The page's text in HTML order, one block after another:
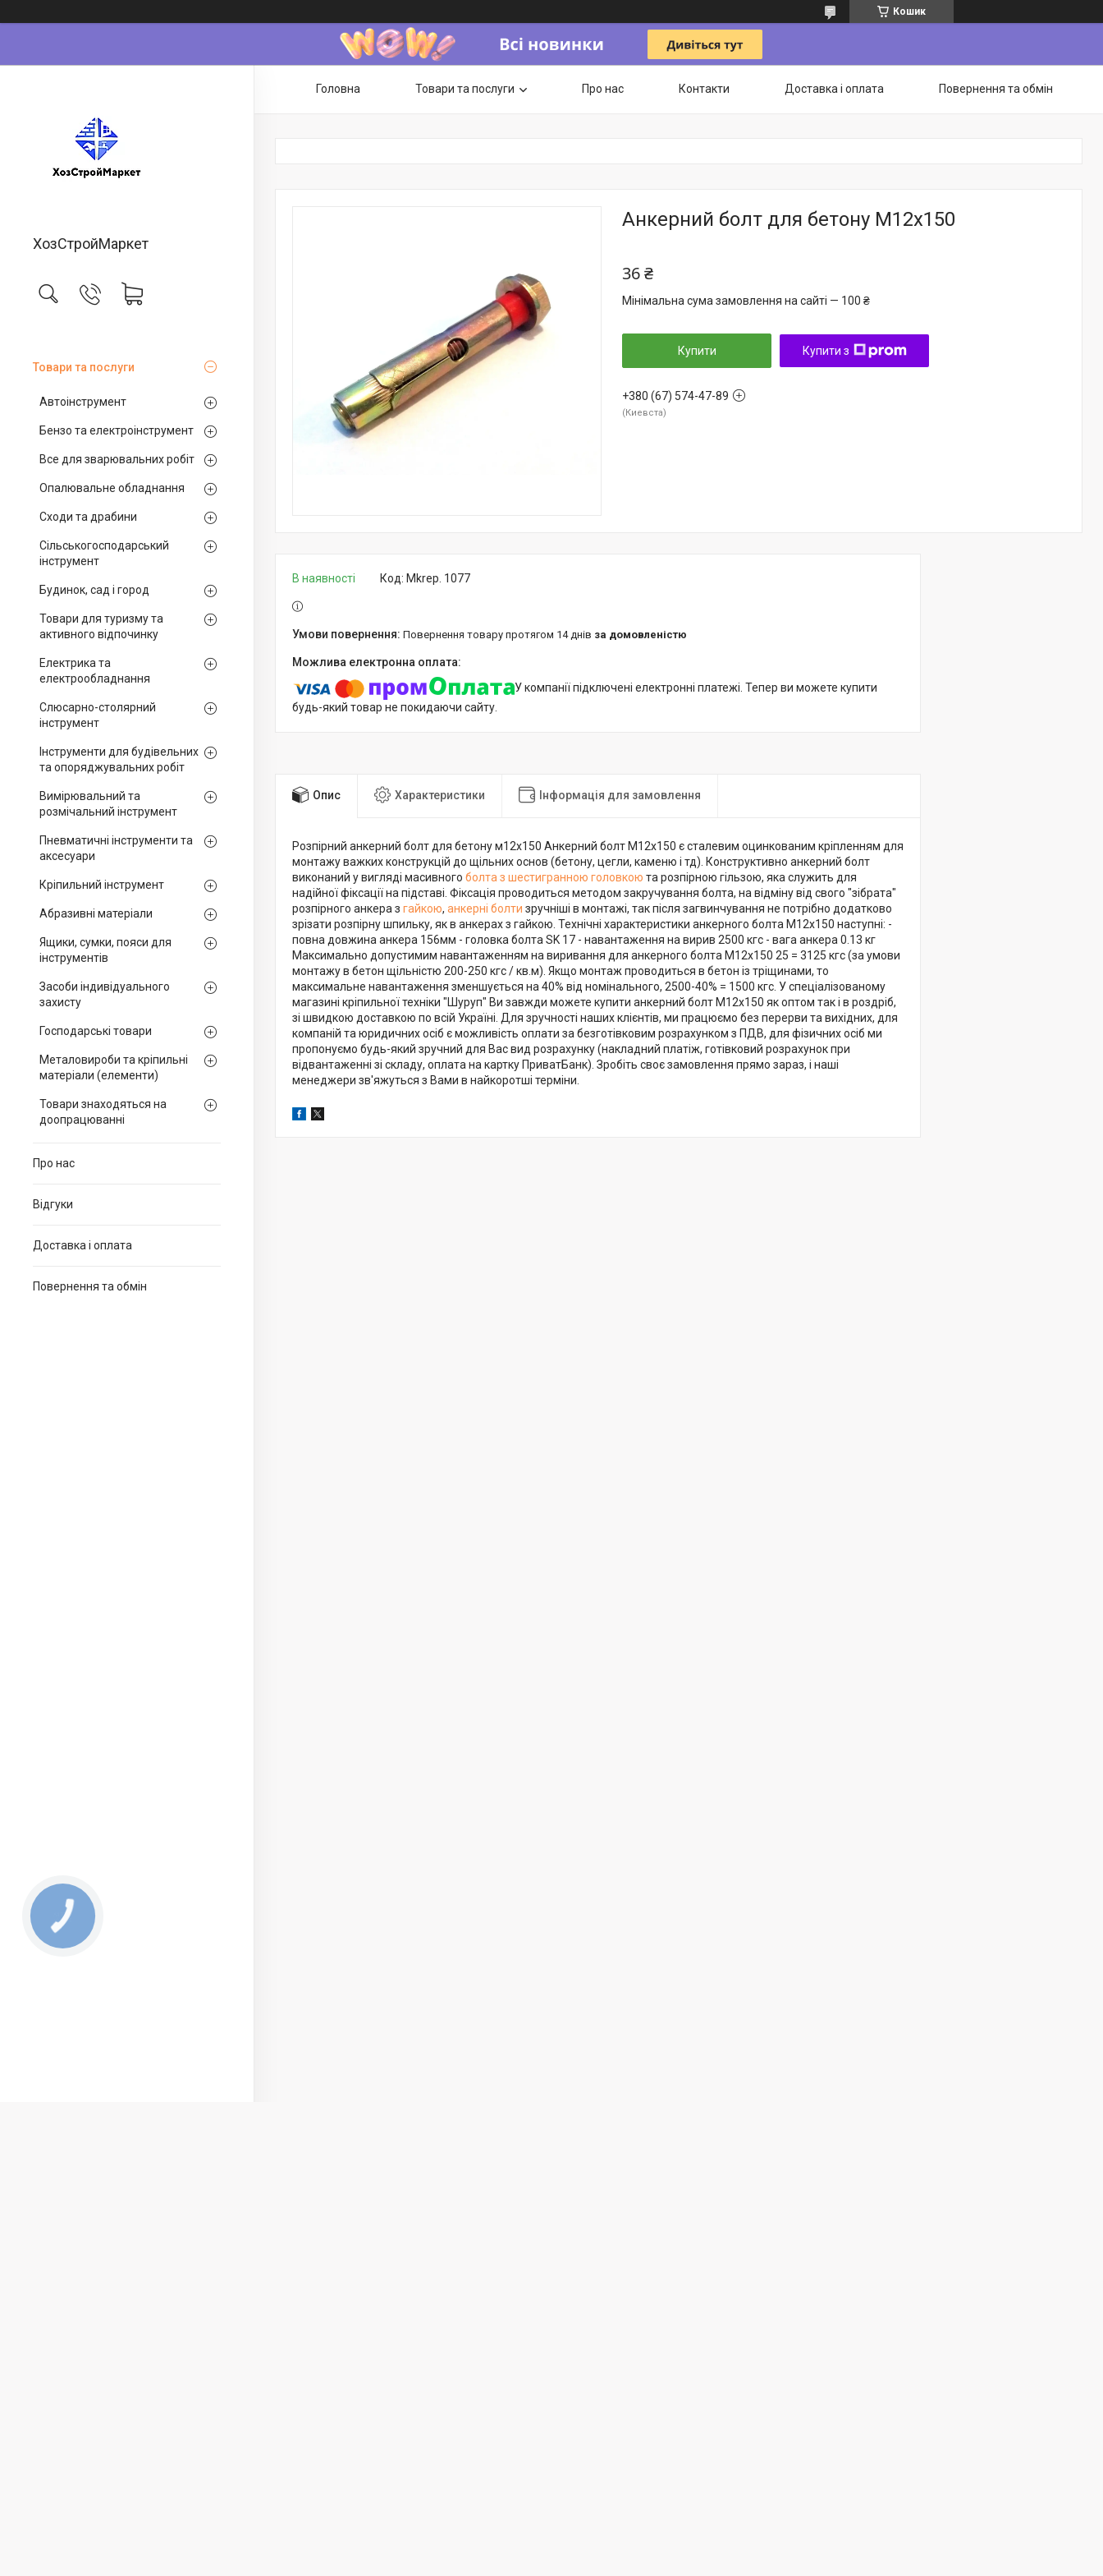
Кошик
ХозСтройМаркет
Товари та послуги
Автоінструмент
Бензо та електроінструмент
Все для зварювальних робіт
Опалювальне обладнання
Сходи та драбини
Сільськогосподарський
інструмент
Будинок, сад і город
Товари для туризму та
активного відпочинку
Електрика та
електрообладнання
Слюсарно-столярний
інструмент
Інструменти для будівельних
та опоряджувальних робіт
Вимірювальний та
розмічальний інструмент
Пневматичні інструменти та
аксесуари
Кріпильний інструмент
Абразивні матеріали
Ящики, сумки, пояси для
інструментів
Засоби індивідуального
захисту
Господарські товари
Металовироби та кріпильні
матеріали (елементи)
Товари знаходяться на
доопрацюванні
Про нас
Відгуки
Доставка і оплата
Повернення та обмін
Головна Товари та послуги Про нас Контакти Доставка і оплата Повернення та обмін
Анкерний болт для бетону М12х150
36 ₴
Мінімальна сума замовлення на сайті — 100 ₴
Купити Купити з
+380 (67) 574-47-89
Киевста
В наявності Код: Mkrep. 1077
повернення товару протягом 14 днів за домовленістю
У компанії підключені електронні платежі. Тепер ви можете купити
будь-який товар не покидаючи сайту.
Опис Характеристики Інформація для замовлення
Розпірний анкерний болт для бетону м12х150 Анкерний болт М12х150 є сталевим оцинкованим кріпленням для
монтажу важких конструкцій до щільних основ (бетону, цегли, каменю і тд). Конструктивно анкерний болт
виконаний у вигляді масивного болта з шестигранною головкою та розпірною гільзою, яка служить для
надійної фіксації на підставі. Фіксація проводиться методом закручування болта, на відміну від свого "зібрата"
розпірного анкера з гайкою, анкерні болти зручніші в монтажі, так після загвинчування не потрібно додатково
зрізати розпірну шпильку, як в анкерах з гайкою. Технічні характеристики анкерного болта М12х150 наступні: -
повна довжина анкера 156мм - головка болта SK 17 - навантаження на вирив 2500 кгс - вага анкера 0.13 кг
Максимально допустимим навантаженням на виривання для анкерного болта М12х150 25 = 3125 кгс (за умови
монтажу в бетон щільністю 200-250 кгс / кв.м). Якщо монтаж проводиться в бетон із тріщинами, то
максимальне навантаження зменшується на 40% від номінального, 2500-40% = 1500 кгс. У спеціалізованому
магазині кріпильної техніки "Шуруп" Ви завжди можете купити анкерний болт М12х150 як оптом так і в роздріб,
зі швидкою доставкою по всій Україні. Для зручності наших клієнтів, ми працюємо без перерви та вихідних, для
компаній та юридичних осіб є можливість оплати за безготівковим розрахунком з ПДВ, для фізичних осіб ми
пропонуємо будь-який зручний для Вас вид розрахунку (накладний платіж, готівковий розрахунок при
відвантаженні зі складу, оплата на картку ПриватБанк). Зробіть своє замовлення прямо зараз, і наші
менеджери зв'яжуться з Вами в найкоротші терміни.